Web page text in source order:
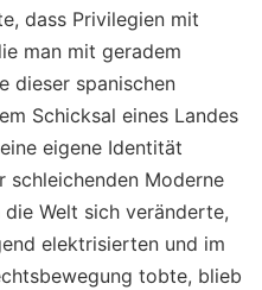
dass Privilegien mit
man mit geradem
dieser spanischen
Schicksal eines Landes
eigene Identität
schleichenden Moderne
Welt sich veränderte,
elektrisierten und im
tobte, blieb